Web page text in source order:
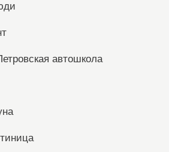
автошкола